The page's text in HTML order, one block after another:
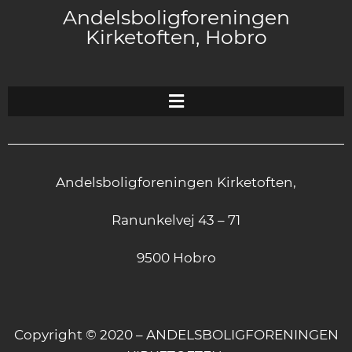
Andelsboligforeningen
Kirketoften, Hobro
Andelsboligforeningen Kirketoften,
Ranunkelvej 43 – 71
9500 Hobro
Copyright © 2020 – ANDELSBOLIGFORENINGEN